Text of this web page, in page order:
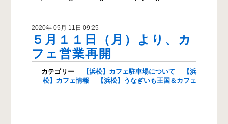
2020年 05月 11日 09:25
５月１１日（月）より、カ
フェ営業再開
カテゴリー 【浜松】カフェ駐車場について
【浜
松】カフェ情報
【浜松】うなぎいも王国＆カフェ